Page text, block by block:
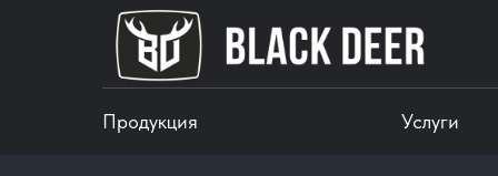
Продукция Услуги